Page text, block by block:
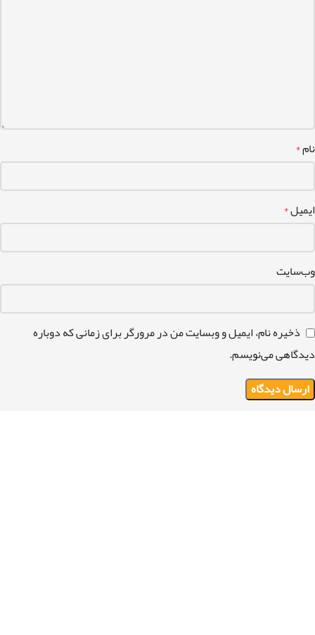
نام*
ایمیل*
وب‌سایت
ذخیره نام، ایمیل و وبسایت من در مرورگر برای زمانی که دوباره
دیدگاهی می‌نویسم.